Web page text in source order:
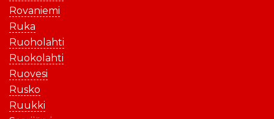
Rovaniemi
Ruka
Ruoholahti
Ruokolahti
Ruovesi
Rusko
Ruukki